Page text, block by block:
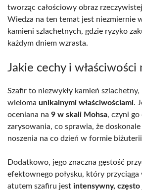
tworząc całościowy obraz
Wiedza na ten temat jest niezmiernie
kamieni szlachetnych, gdzie ryzyko
każdym dniem wzrasta.
Jakie cechy i właściwości
Szafir to niezwykły kamień
wieloma unikalnymi właściwościami.
oceniana na 9 w skali Mohsa, czyni
zarysowania, co sprawia, że
noszenia na co dzień w formie
Dodatkowo, jego znaczna gęstość
efektownego połysku, który
atutem szafiru jest intensywny,